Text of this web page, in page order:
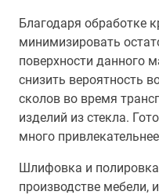
Благодаря обработке
минимизировать
поверхности данного
снизить вероятность
сколов во время
изделий из стекла.
много
Шлифовка и
производстве мебели,